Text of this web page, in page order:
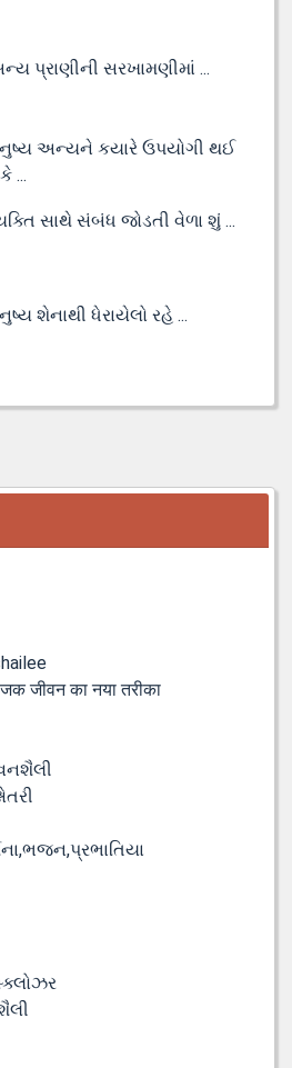
પ્રાણીની સરખામણીમાં ...
અન્યને કયારે ઉપયોગી થઈ
...
સાથે સંબંધ જોડતી વેળા શું ...
શેનાથી ધેરાયેલો રહે ...
जीवन का नया तरीका